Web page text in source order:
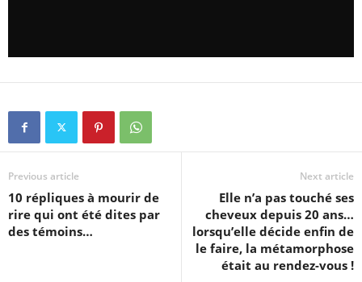
Previous article
10 répliques à mourir de
rire qui ont été dites par
des témoins…
Next article
Elle n’a pas touché ses
cheveux depuis 20 ans…
lorsqu’elle décide enfin de
le faire, la métamorphose
était au rendez-vous !